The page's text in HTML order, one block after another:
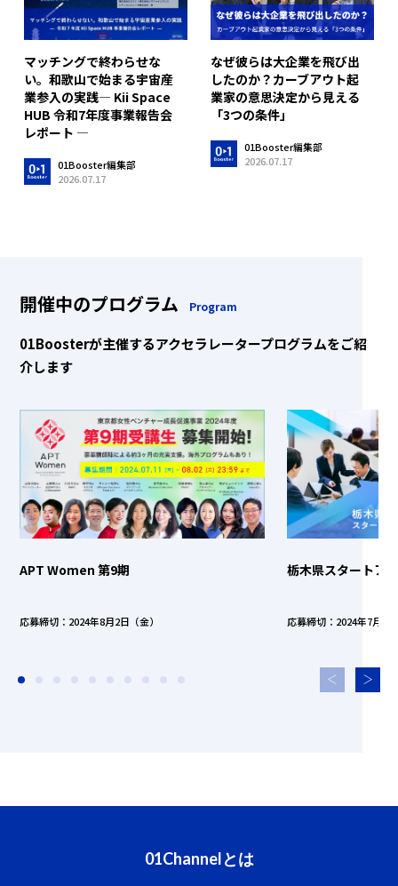
マッチングで終わらせな
い。和歌山で始まる宇宙産
業参入の実践― Kii Space
HUB 令和7年度事業報告会
レポート ―
01Booster編集部
2026.07.17
なぜ彼らは大企業を飛び出
したのか？カーブアウト起
業家の意思決定から見える
「3つの条件」
01Booster編集部
2026.07.17
開催中のプログラム Program
01Boosterが主催するアクセラレータープログラムをご紹
介します
APT Women 第9期
応募締切：2024年8月2日（金）
栃木県スタートア
応募締切：2024年7月19
01Channelとは